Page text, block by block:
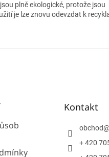
plně ekologické, protože jsou
je lze znovu odevzdat k
Kontakt
obchod@
+ 420